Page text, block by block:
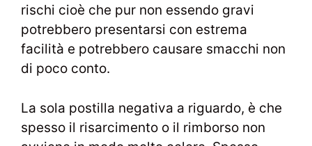
rischi cioè che pur non essendo gravi
potrebbero presentarsi con estrema
facilità e potrebbero causare smacchi non
di poco conto.
La sola postilla negativa a riguardo, è che
spesso il risarcimento o il rimborso non